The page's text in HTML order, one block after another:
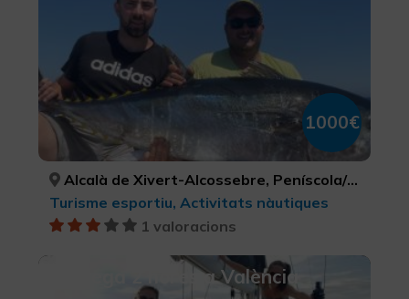
1000€
Alcalà de Xivert-Alcossebre, Peníscola/Peñíscola, Torreblanca, CASTELLÓ/CASTELLÓN, CASTELLÓ/CASTELLÓN, CASTELLÓ/CASTELLÓN
Turisme esportiu, Activitats nàutiques
1 valoracions
Navega 2 hores a València